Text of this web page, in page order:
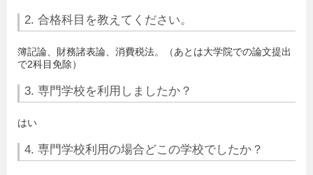
2. 合格科目を教えてください。
簿記論、財務諸表論、消費税法。（あとは大学院での論文提出
で2科目免除）
3. 専門学校を利用しましたか？
はい
4. 専門学校利用の場合どこの学校でしたか？